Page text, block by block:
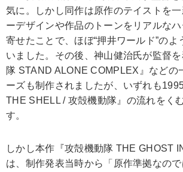
気に。しかし同作は原作のテイストを
ーデザインや作品のトーンをリアルな
寄せたことで、ほぼ“押井ワールド”のよ
いました。その後、神山健治氏が監督
隊 STAND ALONE COMPLEX』などの
ーズも制作されましたが、いずれも
THE SHELL / 攻殻機動隊』の流れをく
す。
しかし本作『攻殻機動隊 THE GHOST
は、制作発表当時から「原作準拠なの